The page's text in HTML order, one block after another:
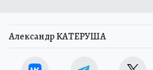
Александр КАТЕРУША